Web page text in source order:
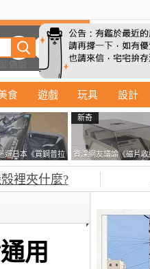
食 遊戲 玩具 設計
遊日本《買鋼普拉
箱》網友們集思廣
了……
新奇
資深網友議論《磁片收
鎖有什麼用》想偷的
裡夾什麼?
用